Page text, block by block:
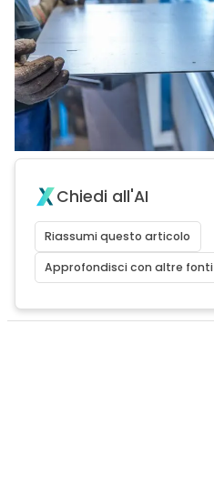
Chiedi all'AI
Riassumi questo articolo
Approfondisci con altre fonti